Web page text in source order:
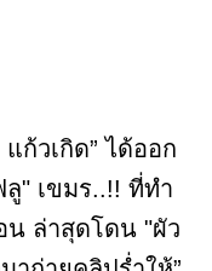
ก้วเกิด” ได้ออก
" เขมร..!! ที่ทำ
น ล่าสุดโดน "ผัว